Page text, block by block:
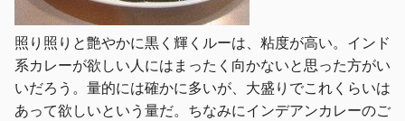
照り照りと艶やかに黒く輝くルーは、粘度が高い。インド
系カレーが欲しい人にはまったく向かないと思った方がい
いだろう。量的には確かに多いが、大盛りでこれくらいは
あって欲しいという量だ。ちなみにインデアンカレーのご